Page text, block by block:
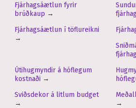
Fjárhagsáætlun fyrir
brúðkaup →
Fjárhagsáætlun í töflureikni
→
Útihugmyndir á hóflegum
kostnaði →
Sviðsdekor á litlum budget
→
→